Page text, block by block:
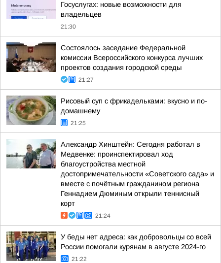
Госуслугах: новые возможности для
владельцев
21:30
Состоялось заседание Федеральной
комиссии Всероссийского конкурса лучших
проектов создания городской среды
21:27
Рисовый суп с фрикадельками: вкусно и по-
домашнему
21:25
Александр Хинштейн: Сегодня работал в
Медвенке: проинспектировал ход
благоустройства местной
достопримечательности «Советского сада» и
вместе с почётным гражданином региона
Геннадием Дюминым открыли теннисный
корт
21:24
У беды нет адреса: как добровольцы со всей
России помогали курянам в августе 2024-го
21:22